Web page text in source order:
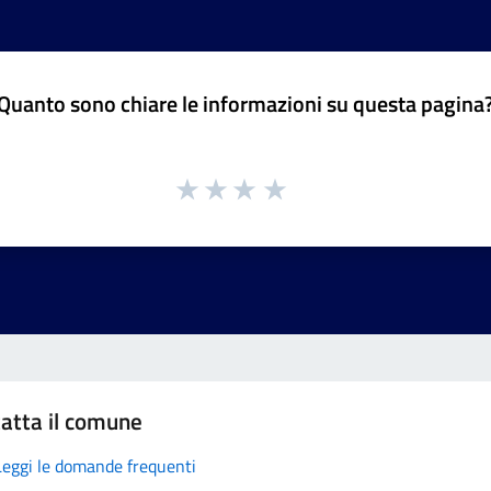
sono chiare le informazioni su questa
il comune
le domande frequenti